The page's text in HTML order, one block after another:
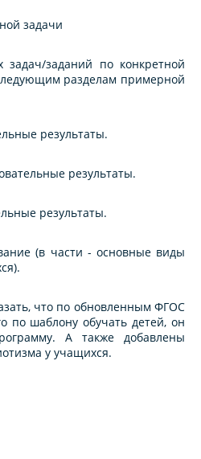
задачи
задач/заданий по конкретной
разделам примерной
результаты.
результаты.
результаты.
(в части - основные виды
что по обновленным ФГОС
по шаблону обучать детей, он
А также добавлены
у учащихся.